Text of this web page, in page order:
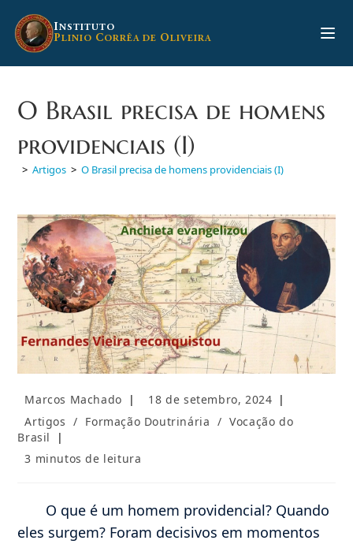
para
INSTITUTO
PLINIO CORRÊA DE OLIVEIRA
O Brasil precisa de homens
providenciais (I)
> Artigos > O Brasil precisa de homens providenciais (I)
Autor
post:
Marcos Machado
Post
18 de setembro, 2024
Categoria
do
Artigos / Formação Doutrinária / Vocação do
Brasil
Tempo
3 minutos de leitura
O que é um homem providencial? Quando
eles surgem? Foram decisivos em momentos